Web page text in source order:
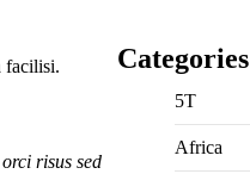
facilisi.
risus sed
Categories
5T
Africa